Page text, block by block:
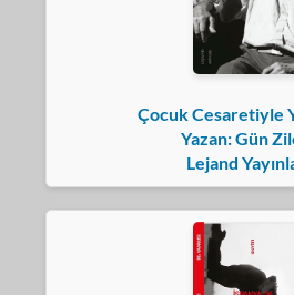
Çocuk Cesaretiyle
Yazan: Gün
Lejand